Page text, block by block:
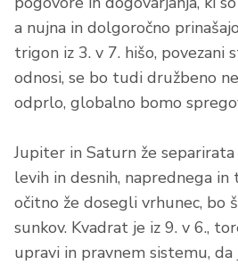
a nujna in dolgoročno
trigon iz 3. v 7. hišo, povezani
odnosi, se bo tudi družbeno
odprlo, globalno bomo
Jupiter in Saturn že
levih in desnih, naprednega in
očitno že dosegli vrhunec, bo
sunkov. Kvadrat je iz 9. v 6.,
upravi in pravnem sistemu,